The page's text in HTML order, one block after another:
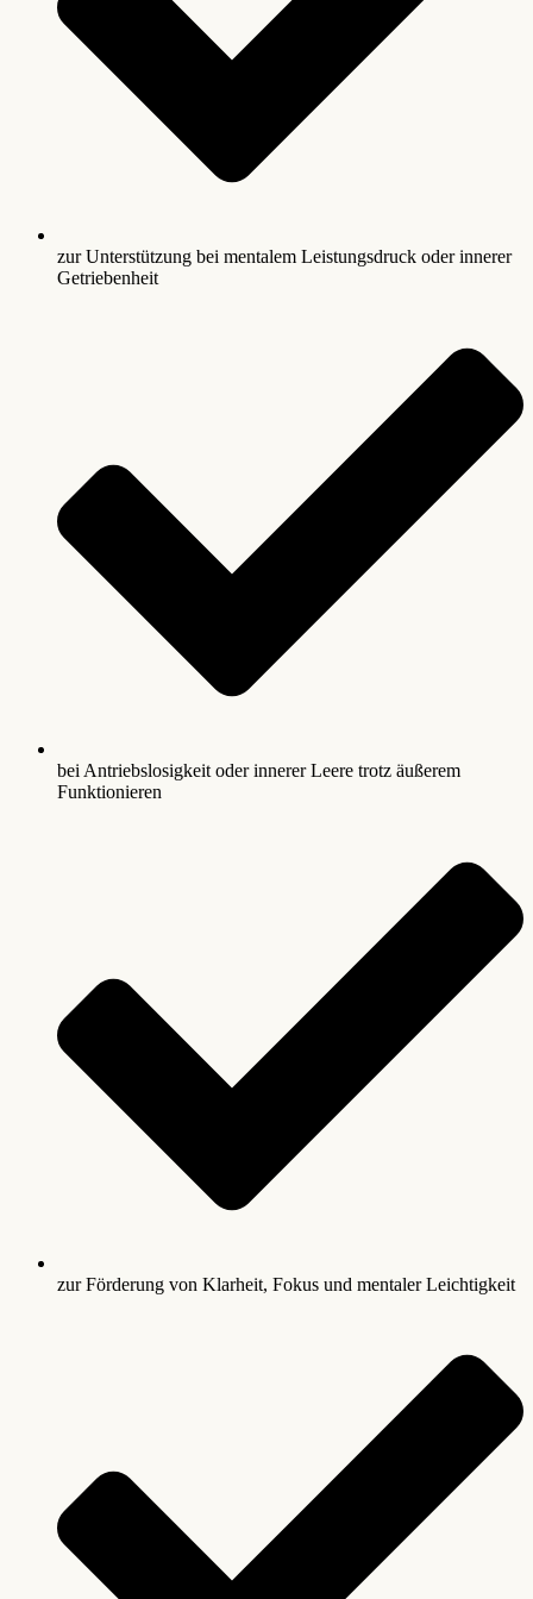
zur Unterstützung bei mentalem Leistungsdruck oder innerer
Getriebenheit
bei Antriebslosigkeit oder innerer Leere trotz äußerem
Funktionieren
zur Förderung von Klarheit, Fokus und mentaler Leichtigkeit